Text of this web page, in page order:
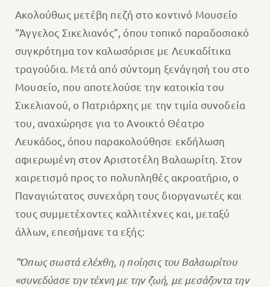
Ακολούθως μετέβη πεζή στο κοντινό Μουσείο
“Άγγελος Σικελιανός”, όπου τοπικό παραδοσιακό
συγκρότημα τον καλωσόρισε με Λευκαδίτικα
τραγούδια. Μετά από σύντομη ξενάγησή του στο
Μουσείο, που αποτελούσε την κατοικία του
Σικελιανού, ο Πατριάρχης με την τιμία συνοδεία
του, αναχώρησε για το Ανοικτό Θέατρο
Λευκάδος, όπου παρακολούθησε εκδήλωση
αφιερωμένη στον Αριστοτέλη Βαλαωρίτη. Στον
χαιρετισμό προς το πολυπληθές ακροατήριο, ο
Παναγιώτατος συνεχάρη τους διοργανωτές και
τους συμμετέχοντες καλλιτέχνες και, μεταξύ
άλλων, επεσήμανε τα εξής:
“Όπως σωστά ελέχθη, η ποίησις του Βαλαωρίτου
«συνεδύασε την τέχνη με την ζωή, με μεσάζοντα την